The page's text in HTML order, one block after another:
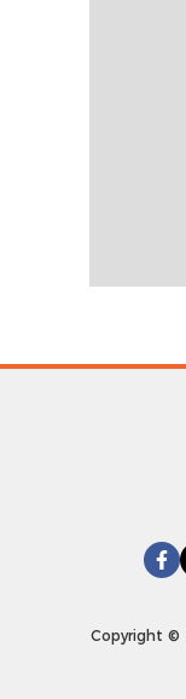
Copyright ©